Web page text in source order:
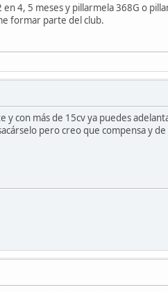
4, 5 meses y pillarmela 368G o
formar parte del club.
y con más de 15cv ya puedes
pero creo que compensa y